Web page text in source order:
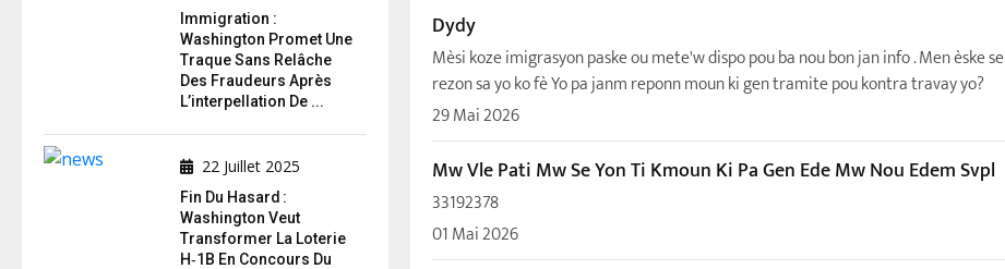
Dydy
Mèsi koze imigrasyon paske ou mete'w dispo pou ba nou bon jan info . Men èske se
rezon sa yo ko fè Yo pa janm reponn moun ki gen tramite pou kontra travay yo?
29 Mai 2026
Mw Vle Pati Mw Se Yon Ti Kmoun Ki Pa Gen Ede Mw Nou Edem Svpl
33192378
01 Mai 2026
Immigration :
Washington Promet Une
Traque Sans Relâche
Des Fraudeurs Après
L’interpellation De ...
22 Juillet 2025
Fin Du Hasard :
Washington Veut
Transformer La Loterie
H‑1B En Concours Du